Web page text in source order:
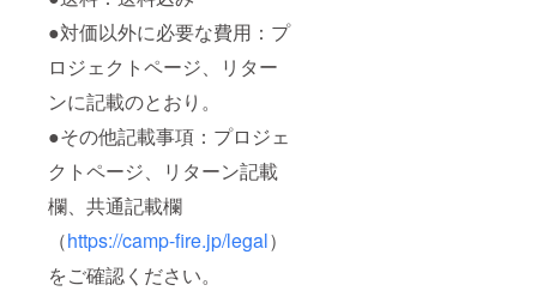
●対価以外に必要な費用：プ
ロジェクトページ、リター
ンに記載のとおり。
●その他記載事項：プロジェ
クトページ、リターン記載
欄、共通記載欄
（https://camp-fire.jp/legal）
をご確認ください。